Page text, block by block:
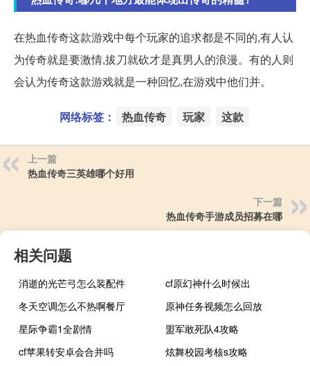
在热血传奇这款游戏中每个玩家的追求都是不同的,有人认
为传奇就是要激情,拔刀就砍才是真男人的浪漫。有的人则
会认为传奇这款游戏就是一种回忆,在游戏中他们并。
网络标签： 热血传奇 玩家 这款
上一篇
热血传奇三英雄哪个好用
下一篇
热血传奇手游成员招募在哪
相关问题
消逝的光芒弓怎么装配件
cf原幻神什么时候出
冬天空调怎么不热啊餐厅
原神任务视频怎么回放
星际争霸1全剧情
盟军敢死队4攻略
cf苹果转安卓会合并吗
炫舞校园考核s攻略